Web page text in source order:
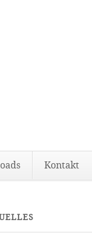
Kontakt